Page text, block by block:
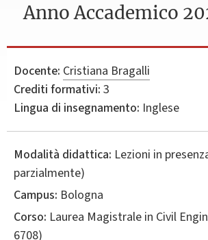
Anno Accademico
Docente: Cristiana Bragalli
Crediti formativi: 3
Lingua di insegnamento: Inglese
Modalità didattica: Lezioni in
parzialmente)
Campus: Bologna
Corso: Laurea Magistrale in Civil
6708)